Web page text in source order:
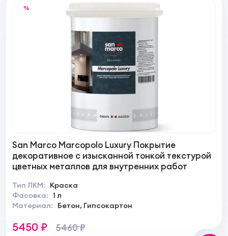
%
San Marco Marcopolo Luxury Покрытие
декоративное с изысканной тонкой текстурой
цветных металлов для внутренних работ
Тип ЛКМ:
Краска
Фасовка: 1 л
Материал:
Бетон, Гипсокартон
5450 ₽ 5460 ₽